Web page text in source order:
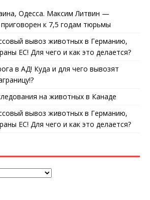
Одесса. Максим Литвин —
к 7,5 годам тюрьмы
вывоз животных в Германию,
ЕС! Для чего и как это делается?
в АД! Куда и для чего вывозят
на животных в Канаде
вывоз животных в Германию,
ЕС! Для чего и как это делается?